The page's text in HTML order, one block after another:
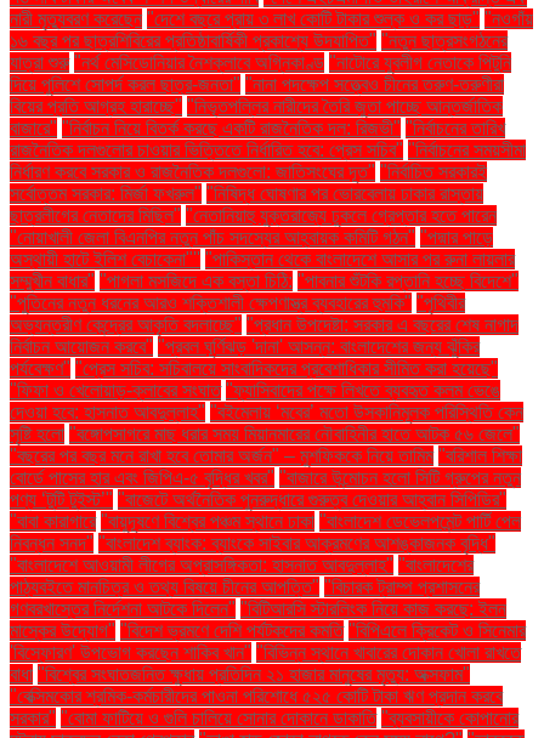
নারী মৃত্যুবরণ করেছেন "দেশে বছরে প্রায় ৩ লাখ কোটি টাকার শুল্ক ও কর ছাড়" "নওগাঁয়
১৬ বছর পর ছাত্রশিবিরের প্রতিষ্ঠাবার্ষিকী প্রকাশ্যে উদযাপিত" "নতুন ছাত্রসংগঠনের
যাত্রা শুরু "নর্থ মেসিডোনিয়ার নৈশক্লাবে অগ্নিকাণ্ড "নাটোরে যুবলীগ নেতাকে পিটুনি
দিয়ে পুলিশে সোপর্দ করল ছাত্র-জনতা" "নানা পদক্ষেপ সত্ত্বেও চীনের তরুণ-তরুণীরা
বিয়ের প্রতি আগ্রহ হারাচ্ছে" "নিভৃতপল্লির নারীদের তৈরি জুতা পাচ্ছে আন্তর্জাতিক
বাজারে" "নির্বাচন নিয়ে বিতর্ক করছে একটি রাজনৈতিক দল: রিজভী" "নির্বাচনের তারিখ
রাজনৈতিক দলগুলোর চাওয়ার ভিত্তিতে নির্ধারিত হবে: প্রেস সচিব" "নির্বাচনের সময়সীমা
নির্ধারণ করবে সরকার ও রাজনৈতিক দলগুলো: জাতিসংঘের দূত" "নির্বাচিত সরকারই
সর্বোত্তম সরকার: মির্জা ফখরুল" "নিষিদ্ধ ঘোষণার পর ভোরবেলায় ঢাকার রাস্তায়
ছাত্রলীগের নেতাদের মিছিল" "নেতানিয়াহু যুক্তরাজ্যে ঢুকলে গ্রেপ্তার হতে পারেন
"নোয়াখালী জেলা বিএনপির নতুন পাঁচ সদস্যের আহ্বায়ক কমিটি গঠন" "পদ্মার পাড়ে
অস্থায়ী হাটে ইলিশ বেচাকেনা"'' "পাকিস্তান থেকে বাংলাদেশে আসার পর রুনা লায়লার
সম্মুখীন বাধার" "পাগলা মসজিদে এক বস্তা চিঠি: "পাবনার শুঁটকি রপ্তানি হচ্ছে বিদেশে"
"পুতিনের নতুন ধরনের আরও শক্তিশালী ক্ষেপণাস্ত্র ব্যবহারের হুমকি" "পৃথিবীর
অভ্যন্তরীণ কেন্দ্রের আকৃতি বদলাচ্ছে" "প্রধান উপদেষ্টা: সরকার এ বছরের শেষ নাগাদ
নির্বাচন আয়োজন করবে" "প্রবল ঘূর্ণিঝড় 'দানা' আসন্ন: বাংলাদেশের জন্য ঝুঁকির
পর্যবেক্ষণ" "প্রেস সচিব: সচিবালয়ে সাংবাদিকদের প্রবেশাধিকার সীমিত করা হয়েছে"
"ফিফা ও খেলোয়াড়-ক্লাবের সংঘাত "ফ্যাসিবাদের পক্ষে লিখতে ব্যবহৃত কলম ভেঙে
দেওয়া হবে: হাসনাত আবদুল্লাহ" "বইমেলায় ‘মবের’ মতো উসকানিমূলক পরিস্থিতি কেন
সৃষ্টি হলো "বঙ্গোপসাগরে মাছ ধরার সময় মিয়ানমারের নৌবাহিনীর হাতে আটক ৫৬ জেলে"
"বছরের পর বছর মনে রাখা হবে তোমার অর্জন" – মুশফিককে নিয়ে তামিম "বরিশাল শিক্ষা
বোর্ডে পাসের হার এবং জিপিএ-৫ বৃদ্ধির খবর" "বাজারে উন্মোচন হলো সিটি গ্রুপের নতুন
পণ্য ‘টুটি টুইস্ট’" "বাজেটে অর্থনৈতিক পুনরুদ্ধারে গুরুত্ব দেওয়ার আহ্বান সিপিডির"
"বাবা কারাগারে "বায়ুদূষণে বিশ্বের পঞ্চম স্থানে ঢাকা "বাংলাদেশ ডেভেলপমেন্ট পার্টি পেল
নিবন্ধন সনদ" "বাংলাদেশ ব্যাংক: ব্যাংকে সাইবার আক্রমণের আশঙ্কাজনক বৃদ্ধি"
"বাংলাদেশে আওয়ামী লীগের অপ্রাসঙ্গিকতা: হাসনাত আবদুল্লাহ" "বাংলাদেশের
পাঠ্যবইতে মানচিত্র ও তথ্য বিষয়ে চীনের আপত্তি" "বিচারক ট্রাম্প প্রশাসনের
গণবরখাস্তের নির্দেশনা আটকে দিলেন" "বিটিআরসি স্টারলিংক নিয়ে কাজ করছে: ইলন
মাস্কের উদ্যোগ" "বিদেশ ভ্রমণে দেশি পর্যটকদের কমতি "বিপিএলে ক্রিকেট ও সিনেমার
'বিস্ফোরণ' উপভোগ করছেন শাকিব খান" "বিভিন্ন স্থানে খাবারের দোকান খোলা রাখতে
বাধা "বিশ্বের সংঘাতজনিত ক্ষুধায় প্রতিদিন ২১ হাজার মানুষের মৃত্যু: অক্সফাম"
"বেক্সিমকোর শ্রমিক-কর্মচারীদের পাওনা পরিশোধে ৫২৫ কোটি টাকা ঋণ প্রদান করবে
সরকার" "বোমা ফাটিয়ে ও গুলি চালিয়ে সোনার দোকানে ডাকাতি "ব্যবসায়ীকে কোপানোর